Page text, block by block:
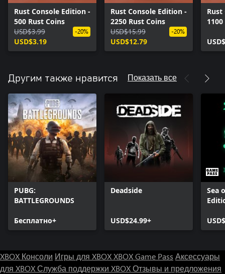
Rust Console Edition -
500 Rust Coins
USD$3.99
USD$3.19
-20%
Rust Console Edition -
2250 Rust Coins
USD$15.99
USD$12.79
-20%
Rust
Другим также нравится Показать все
PUBG:
BATTLEGROUNDS
Бесплатно+
Deadside
USD$24.99+
Sea
XBOX Консоли Игры для XBOXXBOX Game Pass Аксессуары
для XBOXСлужба поддержки XBOXОтзывы и предложения